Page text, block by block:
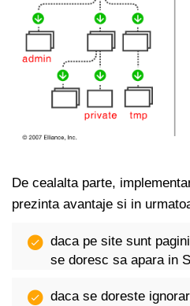
De cealalta parte,
prezinta avantaje si in
daca pe site sunt
se doresc sa apara in
daca se doreste